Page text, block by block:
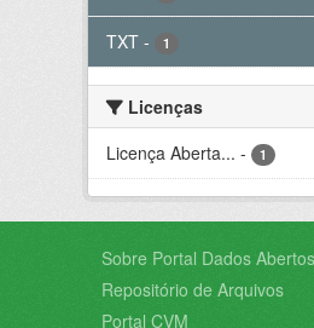
TXT - 1
Licenças
Licença Aberta... - 1
Sobre Portal Dados
Repositório de Arquivos
Portal CVM